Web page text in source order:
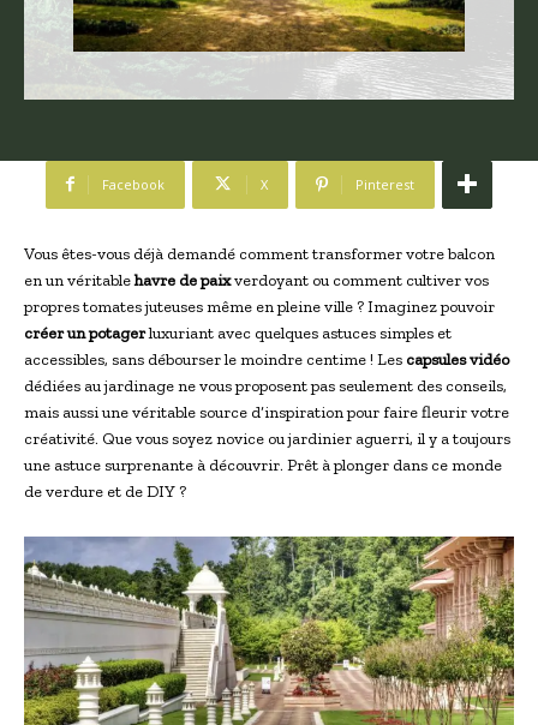
Facebook X Pinterest
Vous êtes-vous déjà demandé comment transformer votre balcon
en un véritablehavre de paixverdoyant ou comment cultiver vos
propres tomates juteuses même en pleine ville ? Imaginez pouvoir
créer un potagerluxuriant avec quelques astuces simples et
accessibles, sans débourser le moindre centime ! Les capsules vidéo
dédiées au jardinage ne vous proposent pas seulement des conseils,
mais aussi une véritable source d’inspiration pour faire fleurir votre
créativité. Que vous soyez novice ou jardinier aguerri, il y a toujours
une astuce surprenante à découvrir. Prêt à plonger dans ce monde
de verdure et de DIY ?